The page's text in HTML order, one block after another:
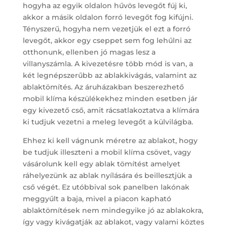
hogyha az egyik oldalon hűvös levegőt fúj ki,
akkor a másik oldalon forró levegőt fog kifújni.
Tényszerű, hogyha nem vezetjük el ezt a forró
levegőt, akkor egy cseppet sem fog lehűlni az
otthonunk, ellenben jó magas lesz a
villanyszámla. A kivezetésre több mód is van, a
két legnépszerűbb az ablakkivágás, valamint az
ablaktömítés. Az áruházakban beszerezhető
mobil klíma készülékekhez minden esetben jár
egy kivezető cső, amit rácsatlakoztatva a klímára
ki tudjuk vezetni a meleg levegőt a külvilágba.
Ehhez ki kell vágnunk méretre az ablakot, hogy
be tudjuk illeszteni a mobil klíma csövet, vagy
vásárolunk kell egy ablak tömítést amelyet
ráhelyezünk az ablak nyílására és beillesztjük a
cső végét. Ez utóbbival sok panelben lakónak
meggyűlt a baja, mivel a piacon kapható
ablaktömítések nem mindegyike jó az ablakokra,
így vagy kivágatják az ablakot, vagy valami köztes